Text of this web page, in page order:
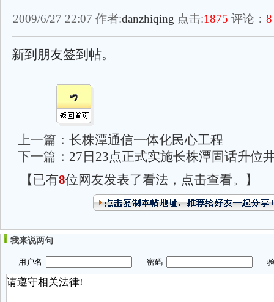
2009/6/27 22:07 作者:danzhiqing 点击:1875 评论： 8
新到朋友签到帖。
上一篇： 长株潭通信一体化民心工程
下一篇： 27日23点正式实施长株潭固话升位
【已有8位网友发表了看法，点击查看。】
我来说两句
用户名 密码 验